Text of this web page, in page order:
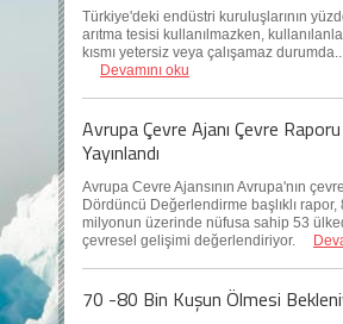
Türkiye'deki endüstri kuruluşlarının
arıtma tesisi kullanılmazken,
kısmı yetersiz veya çalışamaz
Devamını oku
Avrupa Çevre Ajanı Çevre Raporu
Yayınlandı
Avrupa Cevre Ajansının Avrupa'nın
Dördüncü Değerlendirme başlıklı rapor,
milyonun üzerinde nüfusa sahip 53
çevresel gelişimi değerlendiriyor.
70 -80 Bin Kuşun Ölmesi